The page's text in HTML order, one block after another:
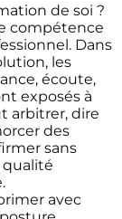
de soi ?
compétence
Dans
les
écoute,
exposés à
arbitrer, dire
des
sans
avec